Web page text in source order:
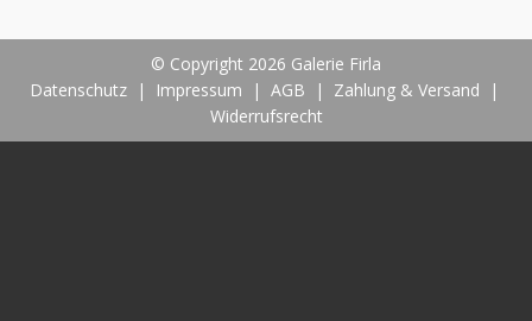
© Copyright 2026 Galerie Firla
Datenschutz| Impressum | AGB | Zahlung & Versand |
Widerrufsrecht